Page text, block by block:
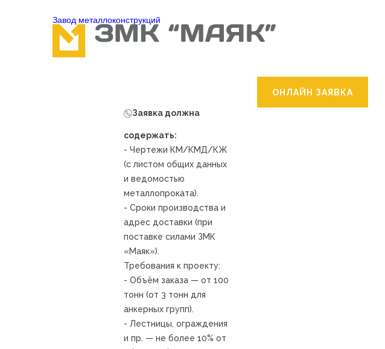
Завод металлоконcтрукций
Заявка должна
содержать:
- Чертежи КМ/КМД/КЖ
(с листом общих данных
и ведомостью
металлопроката).
- Сроки производства и
адрес доставки (при
поставке силами ЗМК
«Маяк»).
Требования к проекту:
- Объём заказа — от 100
тонн (от 3 тонн для
анкерных групп).
- Лестницы, ограждения
и пр. — не более 10% от
ОНЛАЙН ЗАЯВКА